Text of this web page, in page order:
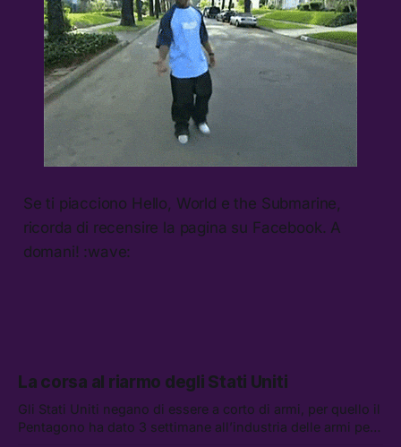
Se ti piacciono Hello, World e the Submarine,
ricorda di recensire la pagina su Facebook. A
domani! :wave:
La corsa al riarmo degli Stati Uniti
Gli Stati Uniti negano di essere a corto di armi, per quello il
Pentagono ha dato 3 settimane all’industria delle armi per